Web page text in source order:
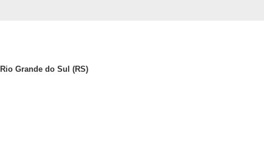
Grande do Sul (RS)